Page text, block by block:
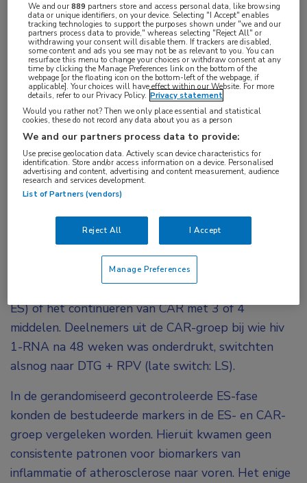
Switchen van ART met drie of vier middelen
(CAR) naar alleen dolutegravir (DTG) + rilpivirine
(RPV) ging in de SWORD-1- en SWORD-2-
studies niet ten koste van de effectiviteit; maar
een belangrijke vraag is of minder dan drie
antiretrovirale middelen de kans op inflammatie
of atherogenese verhogen. Een analyse van
biomarkers heeft hiervoor geen aanwijzingen
gevonden.
1024 volwassenen met onderdrukt hiv 1-RNA 1:1
gerandomiseerd naar DTG + RPV (vroege switch:
ES) of het continueren van CAR met 3 of 4
middelen. Deelnemers uit de CAR-groep bij wie hiv
1-RNA na 48 weken was onderdrukt, switchten
alsnog naar DTG + RPV (late switch: LS).
In de gerandomiseerd gecontroleerde ES-fase
konden de bestudeerde markers in de ES- en CAR-
groep vergeleken worden. Hieruit kwamen geen
consistente patronen voor biomarkers van
inflammatie of atherosclerose naar voren. Het enige
Tags:
antiretrovirale therapie,dolutegravir,inflammatie,rilpivirine
We and our889 partners store and access personal data, like browsing
data or unique identifiers, on your device. Selecting "I Accept" enables
tracking technologies to support the purposes shown under "we and our
partners process data to provide," whereas selecting "Reject All" or
withdrawing your consent will disable them. If trackers are disabled,
some content and ads you see may not be as relevant to you. You can
resurface this menu to change your choices or withdraw consent at any
time by clicking the Manage Preferences link on the bottom of the
webpage [or the floating icon on the bottom-left of the webpage, if
applicable]. Your choices will have effect within our Website. For more
details, refer to our Privacy Policy. Privacy statement
Would you rather not? Then we only place essential and statistical
cookies, these do not record any data about you as a person
We and our partners process data to provide:
Use precise geolocation data. Actively scan device characteristics for
identification. Store and/or access information on a device. Personalised
advertising and content, advertising and content measurement, audience
research and services development.
List of Partners (vendors)
Reject All I Accept
Manage Preferences